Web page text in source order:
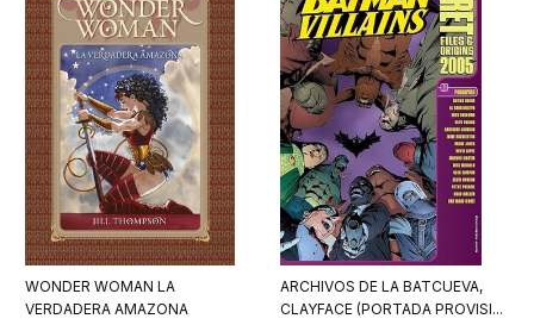
WONDER WOMAN LA
VERDADERA AMAZONA
ARCHIVOS DE LA BATCUEVA,
CLAYFACE (PORTADA PROVISI...